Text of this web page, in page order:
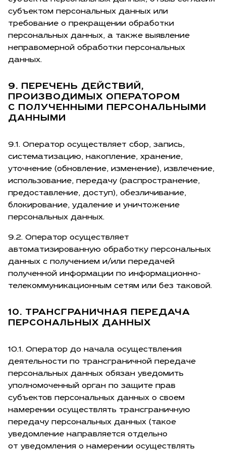
субъектом персональных данных или
требование о прекращении обработки
персональных данных, а также выявление
неправомерной обработки персональных
данных.
9. ПЕРЕЧЕНЬ ДЕЙСТВИЙ,
ПРОИЗВОДИМЫХ ОПЕРАТОРОМ
С ПОЛУЧЕННЫМИ ПЕРСОНАЛЬНЫМИ
ДАННЫМИ
9.1. Оператор осуществляет сбор, запись,
систематизацию, накопление, хранение,
уточнение (обновление, изменение), извлечение,
использование, передачу (распространение,
предоставление, доступ), обезличивание,
блокирование, удаление и уничтожение
персональных данных.
9.2. Оператор осуществляет
автоматизированную обработку персональных
данных с получением и/или передачей
полученной информации по информационно-
телекоммуникационным сетям или без таковой.
10. ТРАНСГРАНИЧНАЯ ПЕРЕДАЧА
ПЕРСОНАЛЬНЫХ ДАННЫХ
10.1. Оператор до начала осуществления
деятельности по трансграничной передаче
персональных данных обязан уведомить
уполномоченный орган по защите прав
субъектов персональных данных о своем
намерении осуществлять трансграничную
передачу персональных данных (такое
уведомление направляется отдельно
от уведомления о намерении осуществлять